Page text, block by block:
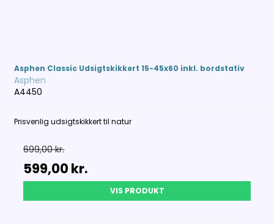
Asphen Classic Udsigtskikkert 15-45x60 inkl. bordstativ
Asphen
A4450
Prisvenlig udsigtskikkert til natur
699,00 kr.
599,00 kr.
VIS PRODUKT